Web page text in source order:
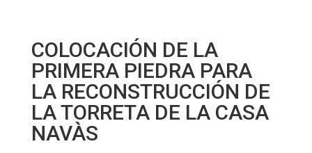
COLOCACIÓN DE LA
PRIMERA PIEDRA PARA
LA RECONSTRUCCIÓN DE
LA TORRETA DE LA CASA
NAVÀS